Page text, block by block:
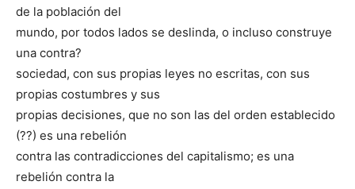
de la población del
mundo, por todos lados se deslinda, o incluso construye
una contra?
sociedad, con sus propias leyes no escritas, con sus
propias costumbres y sus
propias decisiones, que no son las del orden establecido
(??) es una rebelión
contra las contradicciones del capitalismo; es una
rebelión contra la